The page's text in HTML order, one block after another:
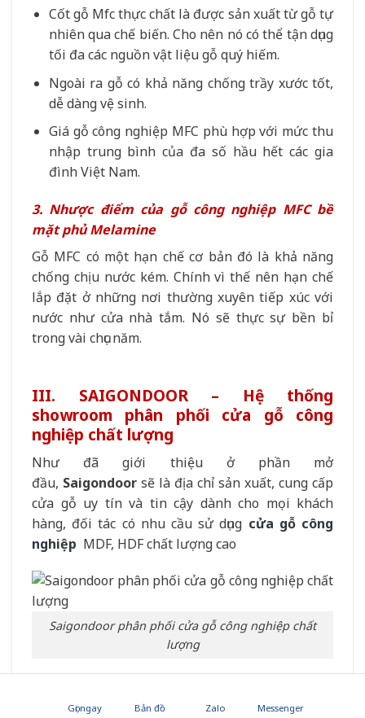
Cốt gỗ Mfc thực chất là được sản xuất từ gỗ tự
nhiên qua chế biến. Cho nên nó có thể tận dụng
tối đa các nguồn vật liệu gỗ quý hiếm.
Ngoài ra gỗ có khả năng chống trầy xước tốt,
dễ dàng vệ sinh.
Giá gỗ công nghiệp MFC phù hợp với mức thu
nhập trung bình của đa số hầu hết các gia
đình Việt Nam.
3. Nhược điểm của gỗ công nghiệp MFC bề
mặt phủ Melamine
Gỗ MFC có một hạn chế cơ bản đó là khả năng
chống chịu nước kém. Chính vì thế nên hạn chế
lắp đặt ở những nơi thường xuyên tiếp xúc với
nước như cửa nhà tắm. Nó sẽ thực sự bền bỉ
trong vài chục năm.
III. SAIGONDOOR – Hệ thống
showroom phân phối cửa gỗ công
nghiệp chất lượng
Như đã giới thiệu ở phần mở
đầu, Saigondoor sẽ là địa chỉ sản xuất, cung cấp
cửa gỗ uy tín và tin cậy dành cho mọi khách
hàng, đối tác có nhu cầu sử dụng cửa gỗ công
nghiệp MDF, HDF chất lượng cao
Saigondoor phân phối cửa gỗ công nghiệp chất
lượng
Gọi ngay Bản đồ Zalo Messenger